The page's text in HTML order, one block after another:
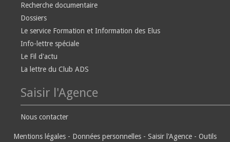
Recherche documentaire
Dossiers
Le service Formation et Information des Elus
Info-lettre spéciale
Le Fil d'actu
La lettre du Club ADS
Saisir l'Agence
Nous contacter
Mentions légales - Données personnelles - Saisir l'Agence - Outils